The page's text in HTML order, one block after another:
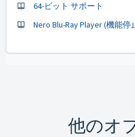
64-ビット サポート
Nero Blu-Ray Player (機能停
他のオ